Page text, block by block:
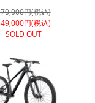
円(税込)
円(税込)
SOLD OUT